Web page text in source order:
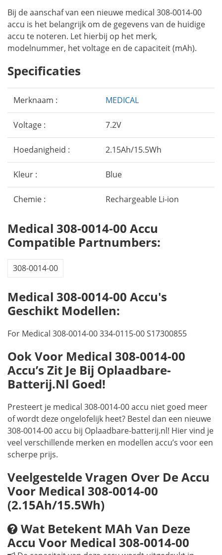
Bij de aanschaf van een nieuwe medical 308-0014-00
accu is het belangrijk om de gegevens van de huidige
accu te noteren. Let hierbij op het merk,
modelnummer, het voltage en de capaciteit (mAh).
Specificaties
Merknaam : MEDICAL
Voltage : 7.2V
Hoedanigheid : 2.15Ah/15.5Wh
Kleur : Blue
Chemie : Rechargeable Li-ion
Medical 308-0014-00 Accu
Compatible Partnumbers:
308-0014-00
Medical 308-0014-00 Accu's
Geschikt Modellen:
For Medical 308-0014-00 334-0115-00 S17300855
Ook Voor Medical 308-0014-00
Accu’s Zit Je Bij Oplaadbare-
Batterij.nl Goed!
Presteert je medical 308-0014-00 accu niet goed meer
of wordt deze ongelofelijk heet? Bestel dan een nieuwe
308-0014-00 accu bij Oplaadbare-batterij.nl! Hier vind je
veel verschillende merken en modellen accu’s voor een
scherpe prijs.
Veelgestelde Vragen Over De Accu
Voor Medical 308-0014-00
(2.15Ah/15.5Wh)
Wat Betekent MAh Van Deze
Accu Voor Medical 308-0014-00